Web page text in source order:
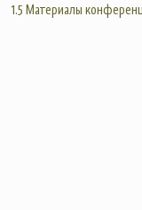
1.5 Материалы